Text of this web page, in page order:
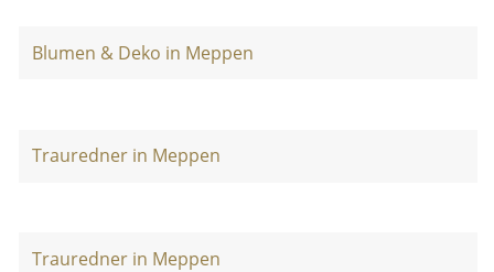
Blumen & Deko in Meppen
Trauredner in Meppen
Trauredner in Meppen